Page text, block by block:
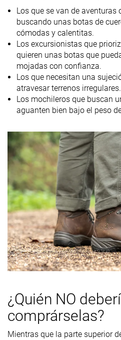
Peso marca
19 oz / 539g
TranspirabilidadBaja
Uso
Senderismo de
un día
Orthotic
friendly
✓
Drop
laboratorio
15.1 mm
Talla
Tallan bien
Rigidez de la
mediasuela
Firme
Diferencia de
la rigidez de la
mediasuela
en frío
Pequeña
Rigidez del
del talón
Moderada
Flexibilidad -
Dureza de la
Los que se van de aventuras
buscando unas botas de
cómodas y calentitas.
Los excursionistas que
quieren unas botas que
mojadas con confianza.
Los que necesitan una
atravesar terrenos irregulares.
Los mochileros que buscan
aguanten bien bajo el peso
¿Quién NO
comprárselas?
Mientras que la parte superior